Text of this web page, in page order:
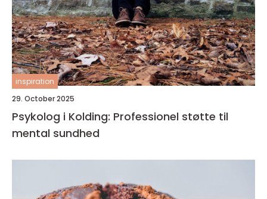
inspiration
29. October 2025
Psykolog i Kolding: Professionel støtte til
mental sundhed